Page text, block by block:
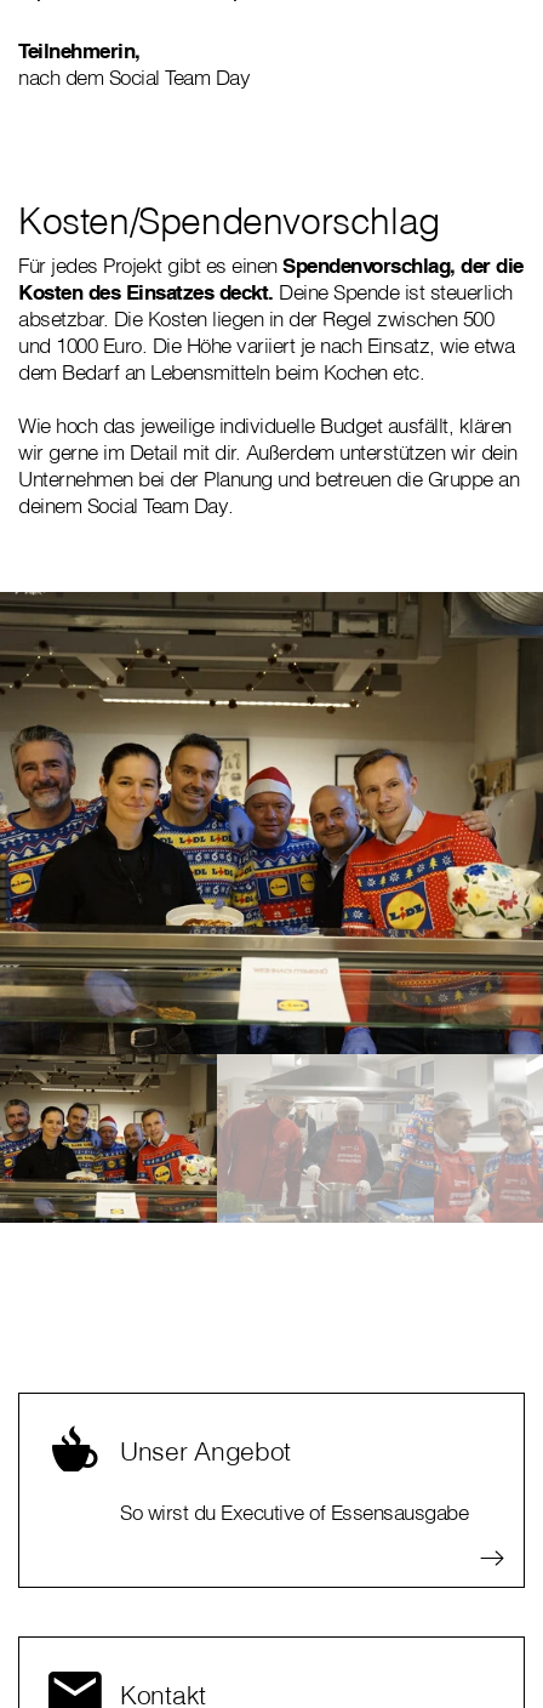
Teilnehmerin,
nach dem Social Team Day
Kosten/Spendenvorschlag
Für jedes Projekt gibt es einenSpendenvorschlag, der die
Kosten des Einsatzes deckt. Deine Spende ist steuerlich
absetzbar. Die Kosten liegen in der Regel zwischen 500
und 1000 Euro. Die Höhe variiert je nach Einsatz, wie etwa
dem Bedarf an Lebensmitteln beim Kochen etc.
Wie hoch das jeweilige individuelle Budget ausfällt, klären
wir gerne im Detail mit dir. Außerdem unterstützen wir dein
Unternehmen bei der Planung und betreuen die Gruppe an
deinem Social Team Day.
Unser Angebot
So wirst du Executive of Essensausgabe
Kontakt